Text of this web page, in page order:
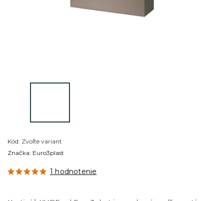
Kód: Zvoľte variant
1 hodnotenie
Značka: Euro3plast